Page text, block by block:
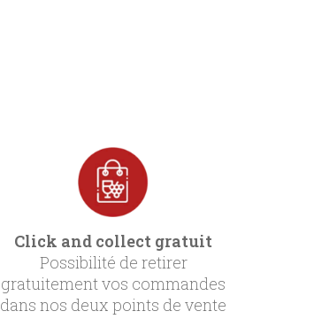
Click and collect gratuit
Possibilité de retirer
gratuitement vos commandes
dans nos deux points de vente